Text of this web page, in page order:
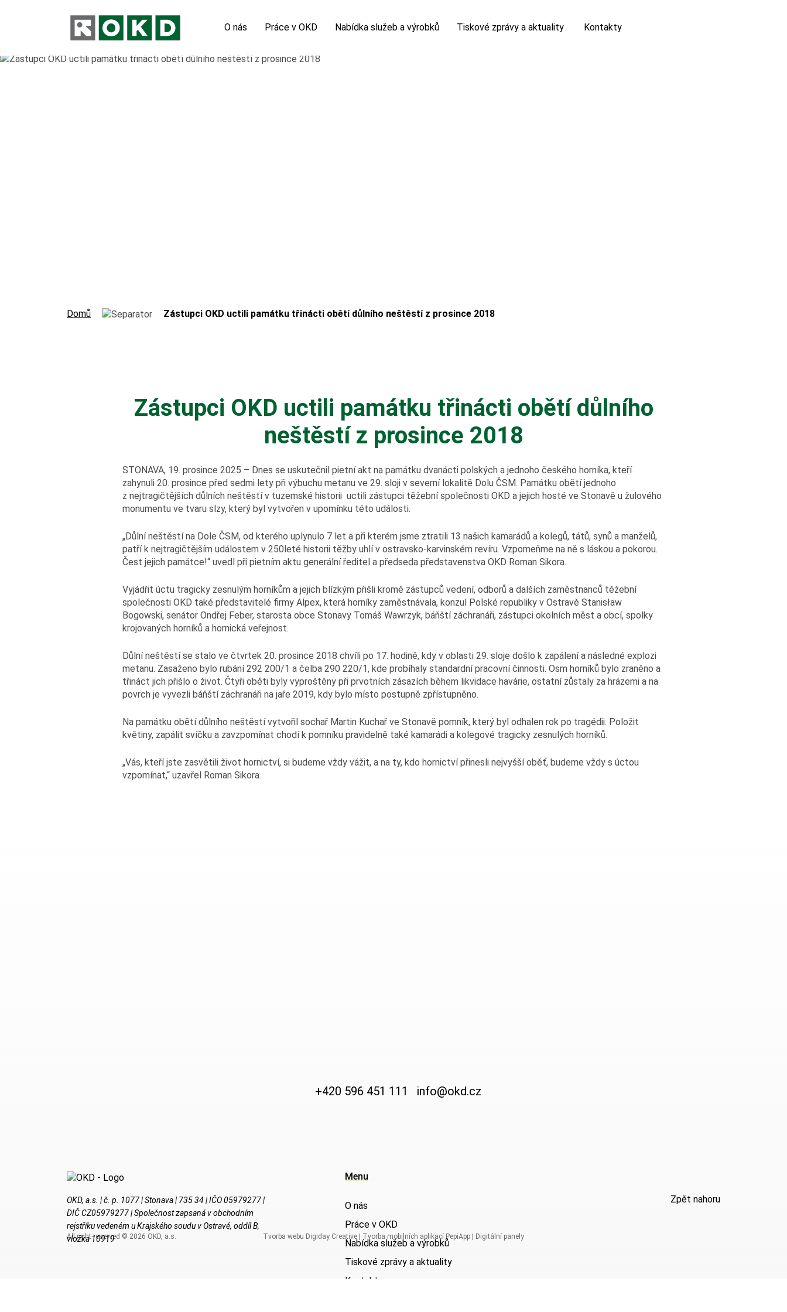
O nás
Odpovědná firma
Práce v OKD
Volná pracovní místa
Nabídka služeb a výrobků Tiskové zprávy a aktuality Kontakty
Domů Zástupci OKD uctili památku třinácti obětí důlního neštěstí z prosince 2018
Zástupci OKD uctili památku třinácti obětí důlního
neštěstí z prosince 2018
STONAVA, 19. prosince 2025 – Dnes se uskutečnil pietní akt na památku dvanácti polských a jednoho českého horníka, kteří
zahynuli 20. prosince před sedmi lety při výbuchu metanu ve 29. sloji v severní lokalitě Dolu ČSM. Památku obětí jednoho
z nejtragičtějších důlních neštěstí v tuzemské historii uctili zástupci těžební společnosti OKD a jejich hosté ve Stonavě u žulového
monumentu ve tvaru slzy, který byl vytvořen v upomínku této události.
„Důlní neštěstí na Dole ČSM, od kterého uplynulo 7 let a při kterém jsme ztratili 13 našich kamarádů a kolegů, tátů, synů a manželů,
patří k nejtragičtějším událostem v 250leté historii těžby uhlí v ostravsko-karvinském revíru. Vzpomeňme na ně s láskou a pokorou.
Čest jejich památce!“ uvedl při pietním aktu generální ředitel a předseda představenstva OKD Roman Sikora.
Vyjádřit úctu tragicky zesnulým horníkům a jejich blízkým přišli kromě zástupců vedení, odborů a dalších zaměstnanců těžební
společnosti OKD také představitelé firmy Alpex, která horníky zaměstnávala, konzul Polské republiky v Ostravě Stanisław
Bogowski, senátor Ondřej Feber, starosta obce Stonavy Tomáš Wawrzyk, báňští záchranáři, zástupci okolních měst a obcí, spolky
krojovaných horníků a hornická veřejnost.
Důlní neštěstí se stalo ve čtvrtek 20. prosince 2018 chvíli po 17. hodině, kdy v oblasti 29. sloje došlo k zapálení a následné explozi
metanu. Zasaženo bylo rubání 292 200/1 a čelba 290 220/1, kde probíhaly standardní pracovní činnosti. Osm horníků bylo zraněno a
třináct jich přišlo o život. Čtyři oběti byly vyproštěny při prvotních zásazích během likvidace havárie, ostatní zůstaly za hrázemi a na
povrch je vyvezli báňští záchranáři na jaře 2019, kdy bylo místo postupně zpřístupněno.
Na památku obětí důlního neštěstí vytvořil sochař Martin Kuchař ve Stonavě pomník, který byl odhalen rok po tragédii. Položit
květiny, zapálit svíčku a zavzpomínat chodí k pomníku pravidelně také kamarádi a kolegové tragicky zesnulých horníků.
„Vás, kteří jste zasvětili život hornictví, si budeme vždy vážit, a na ty, kdo hornictví přinesli nejvyšší oběť, budeme vždy s úctou
vzpomínat,“ uzavřel Roman Sikora.
+420 596 451 111 info@okd.cz
OKD, a.s. | č. p. 1077 | Stonava | 735 34 | IČO 05979277 |
DIČ CZ05979277 | Společnost zapsaná v obchodním
rejstříku vedeném u Krajského soudu v Ostravě, oddíl B,
vložka 10919
Menu
O nás
Práce v OKD
Nabídka služeb a výrobků
Tiskové zprávy a aktuality
Kontakty
Zpět nahoru
All right reserved © 2026 OKD, a.s. Tvorba webu Digiday Creative | Tvorba mobilních aplikací PepiApp | Digitální panely